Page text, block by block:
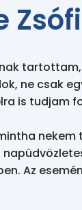
ne csak
is tudjam
nekem
Az